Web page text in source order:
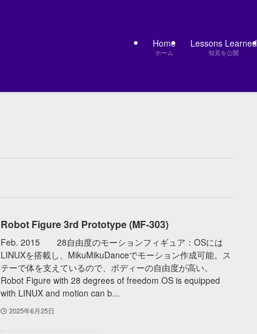
Home
ホーム
Lessons Learned
知見を公開
Robot Figure 3rd Prototype (MF-303)
Feb. 2015 28自由度のモーションフィギュア：OSには
LINUXを搭載し、MikuMikuDanceでモーション作成可能。ス
テーで体を支えているので、ボディーの自由度が高い。
Robot Figure with 28 degrees of freedom OS is equipped
with LINUX and motion can b...
2025年6月25日